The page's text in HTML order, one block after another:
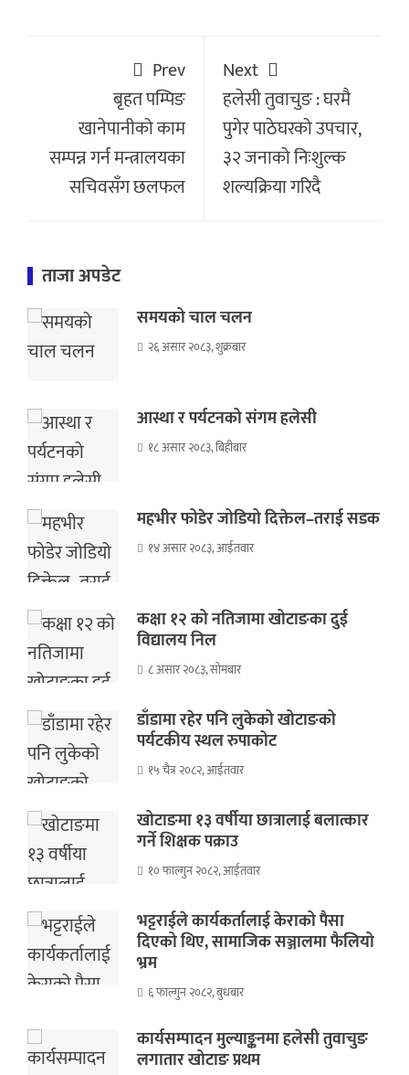
Prev
बृहत पम्पिङ
खानेपानीको काम
सम्पन्न गर्न मन्त्रालयका
सचिवसँग छलफल
Next
हलेसी तुवाचुङ : घरमै
पुगेर पाठेघरको उपचार,
३२ जनाको निःशुल्क
शल्यक्रिया गरिदै
ताजा अपडेट
समयको चाल चलन
२६ असार २०८३, शुक्रबार
आस्था र पर्यटनको संगम हलेसी
१८ असार २०८३, बिहीबार
महभीर फोडेर जोडियो दिक्तेल–तराई सडक
१४ असार २०८३, आईतवार
कक्षा १२ को नतिजामा खोटाङका दुई
विद्यालय निल
८ असार २०८३, सोमबार
डाँडामा रहेर पनि लुकेको खोटाङको
पर्यटकीय स्थल रुपाकोट
१५ चैत्र २०८२, आईतवार
खोटाङमा १३ वर्षीया छात्रालाई बलात्कार
गर्ने शिक्षक पक्राउ
१० फाल्गुन २०८२, आईतवार
भट्टराईले कार्यकर्तालाई केराको पैसा
दिएको थिए, सामाजिक सञ्जालमा फैलियो
भ्रम
६ फाल्गुन २०८२, बुधबार
कार्यसम्पादन मुल्याङ्कनमा हलेसी तुवाचुङ
लगातार खोटाङ प्रथम